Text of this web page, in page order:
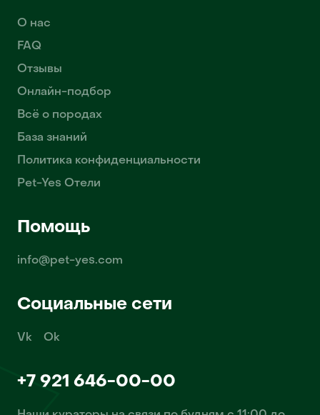
О нас
FAQ
Отзывы
Онлайн-подбор
Всё о породах
База знаний
Политика конфиденциальности
Pet-Yes Отели
Помощь
info@pet-yes.com
Социальные сети
Vk Ok
+7 921 646-00-00